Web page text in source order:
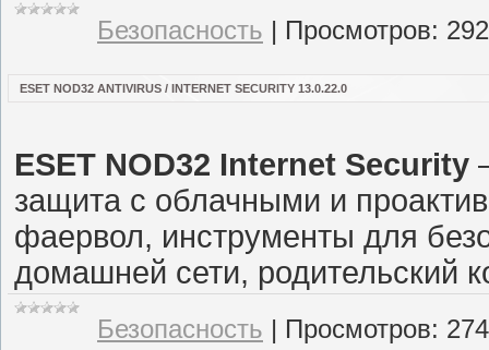
Безопасность | Просмотров: 292
ESET NOD32 ANTIVIRUS / INTERNET SECURITY 13.0.22.0
ESET NOD32 Internet Security
защита с облачными и
фаервол, инструменты для
домашней сети, родительский
Безопасность | Просмотров: 274